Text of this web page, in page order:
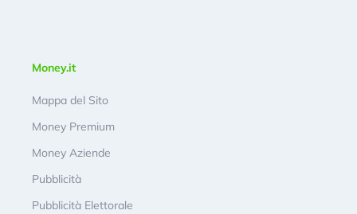
Money.it
Mappa del Sito
Money Premium
Money Aziende
Pubblicità
Pubblicità Elettorale